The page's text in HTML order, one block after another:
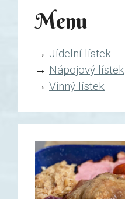
Menu
→ Jídelní lístek
→ Nápojový lístek
→ Vinný lístek